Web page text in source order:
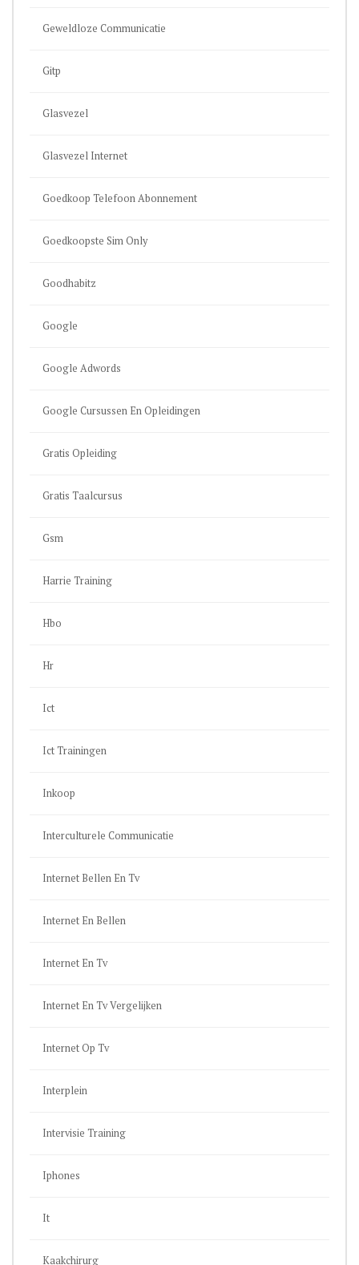
Geweldloze Communicatie
Gitp
Glasvezel
Glasvezel Internet
Goedkoop Telefoon Abonnement
Goedkoopste Sim Only
Goodhabitz
Google
Google Adwords
Google Cursussen En Opleidingen
Gratis Opleiding
Gratis Taalcursus
Gsm
Harrie Training
Hbo
Hr
Ict
Ict Trainingen
Inkoop
Interculturele Communicatie
Internet Bellen En Tv
Internet En Bellen
Internet En Tv
Internet En Tv Vergelijken
Internet Op Tv
Interplein
Intervisie Training
Iphones
It
Kaakchirurg